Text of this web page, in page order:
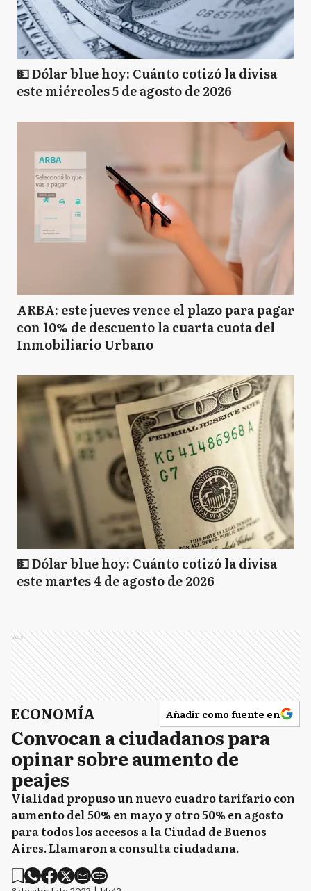
💵 Dólar blue hoy: Cuánto cotizó la divisa
este miércoles 5 de agosto de 2026
ARBA: este jueves vence el plazo para pagar
con 10% de descuento la cuarta cuota del
Inmobiliario Urbano
💵 Dólar blue hoy: Cuánto cotizó la divisa
este martes 4 de agosto de 2026
Ads
ECONOMÍA Añadir como fuente en
Convocan a ciudadanos para
opinar sobre aumento de
peajes
Vialidad propuso un nuevo cuadro tarifario con
aumento del 50% en mayo y otro 50% en agosto
para todos los accesos a la Ciudad de Buenos
Aires. Llamaron a consulta ciudadana.